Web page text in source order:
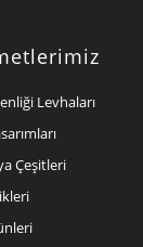
Levhaları
Çeşitleri